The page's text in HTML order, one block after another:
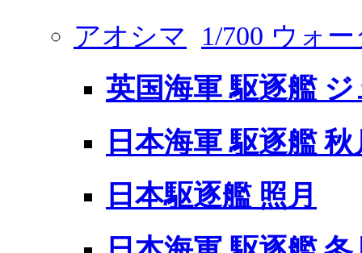
アオシマ 1/700 ウォ
英国海軍 駆逐艦 ジ
日本海軍 駆逐艦 秋
日本駆逐艦 照月